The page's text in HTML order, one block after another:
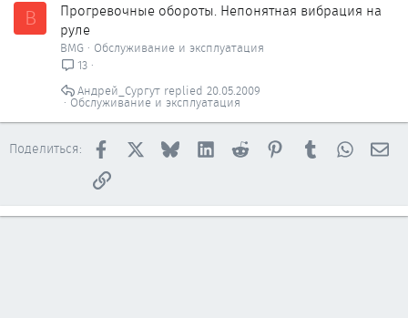
B
Прогревочные обороты. Непонятная вибрация на
руле
BMG
Обслуживание и эксплуатация
13
Обслуживание и эксплуатация
20.05.2009
Андрей_Сургут
Поделиться: Facebook BlueskyLinkedInReddit PinterestTumblr
Ссылка